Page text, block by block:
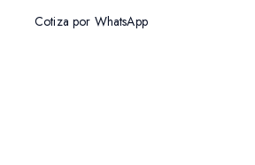
Cotiza por WhatsApp